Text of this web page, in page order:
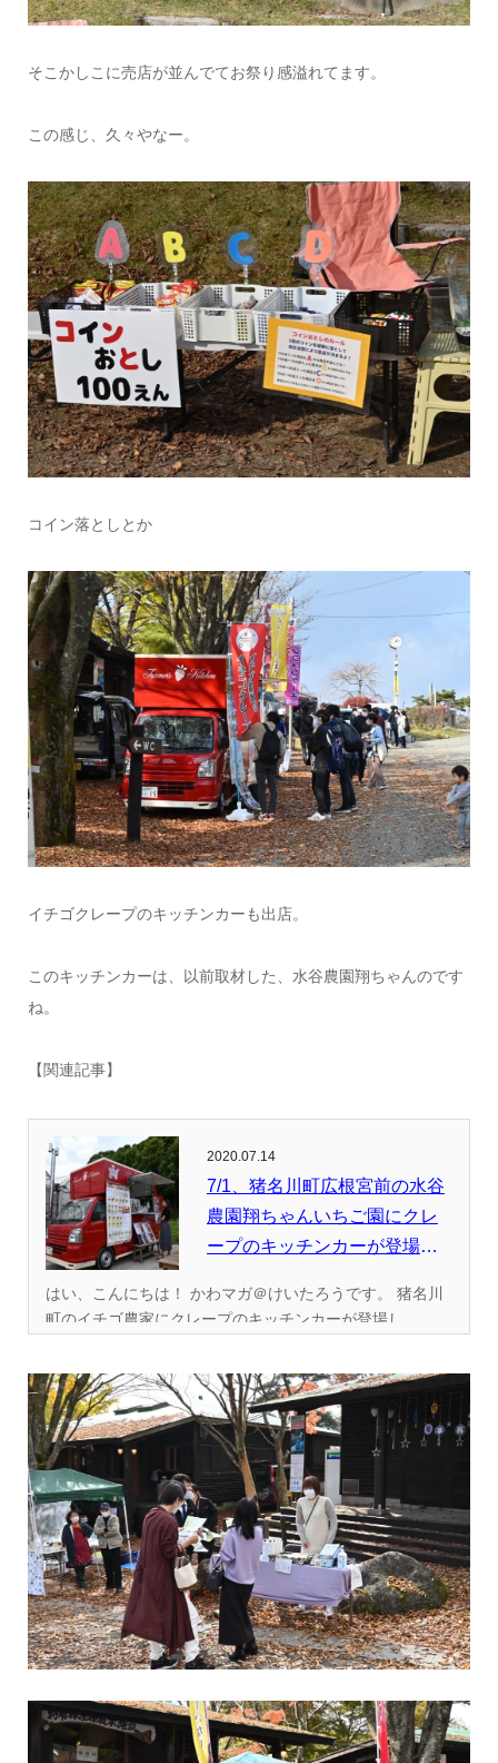
そこかしこに売店が並んでてお祭り感溢れてます。
この感じ、久々やなー。
コイン落としとか
イチゴクレープのキッチンカーも出店。
このキッチンカーは、以前取材した、水谷農園翔ちゃんのです
ね。
【関連記事】
2020.07.14
7/1、猪名川町広根宮前の水谷
農園翔ちゃんいちご園にクレ
ープのキッチンカーが登場し
はい、こんにちは！ かわマガ＠けいたろうです。 猪名川
町のイチゴ農家にクレープのキッチンカーが登場し...